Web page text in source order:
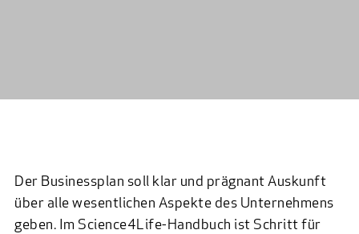
Der Businessplan soll klar und prägnant Auskunft
über alle wesentlichen Aspekte des Unternehmens
geben. Im Science4Life-Handbuch ist Schritt für